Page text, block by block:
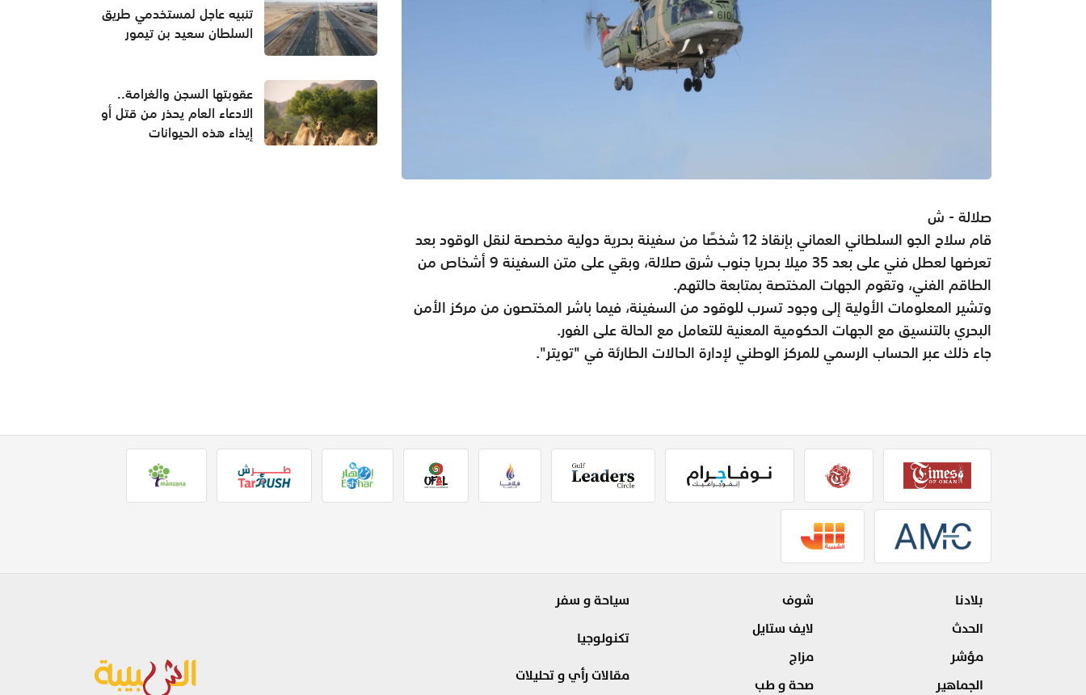
صلالة - ش
قام سلاح الجو السلطاني العماني بإنقاذ 12 شخصًا من سفينة بحرية دولية مخصصة لنقل الوقود بعد
تعرضها لعطل فني على بعد 35 ميلا بحريا جنوب شرق صلالة، وبقي على متن السفينة 9 أشخاص من
الطاقم الفني، وتقوم الجهات المختصة بمتابعة حالتهم.
وتشير المعلومات الأولية إلى وجود تسرب للوقود من السفينة، فيما باشر المختصون من مركز الأمن
البحري بالتنسيق مع الجهات الحكومية المعنية للتعامل مع الحالة على الفور.
جاء ذلك عبر الحساب الرسمي للمركز الوطني لإدارة الحالات الطارئة في "تويتر".
تنبيه عاجل لمستخدمي طريق
السلطان سعيد بن تيمور
عقوبتها السجن والغرامة..
الادعاء العام يحذر من قتل أو
إيذاء هذه الحيوانات
بلادنا
الحدث
مؤشر
الجماهير
شوف
لايف ستايل
مزاج
صحة و طب
سياحة و سفر
تكنولوجيا
مقالات رأي و تحليلات